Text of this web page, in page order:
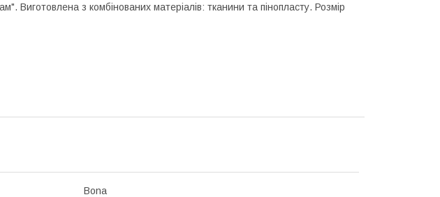
Виготовлена з комбінованих матеріалів: тканини та пінопласту. Розмір
Bona